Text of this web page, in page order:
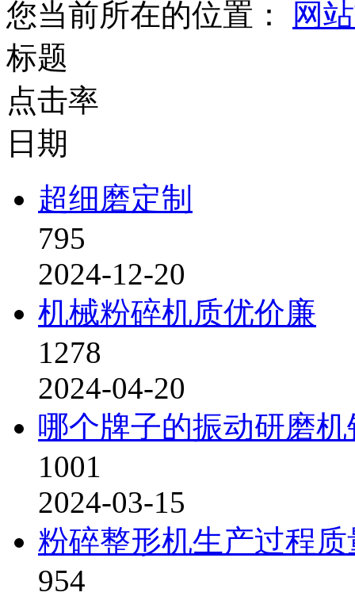
您当前所在的位置：
网
标题
点击率
日期
超细磨定制
795
2024-12-20
机械粉碎机质优价廉
1278
2024-04-20
哪个牌子的振动研磨
1001
2024-03-15
粉碎整形机生产过程
954